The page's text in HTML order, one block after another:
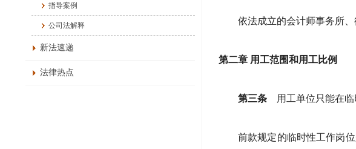
指导案例
公司法解释
新法速递
法律热点
依法成立的会计师事务所
第二章 用工范围和用工比例
第三条 用工单位只能在
前款规定的临时性工作岗